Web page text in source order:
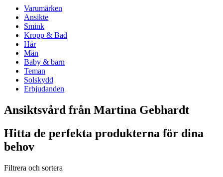
Varumärken
Ansikte
Smink
Kropp & Bad
Hår
Män
Baby & barn
Teman
Solskydd
Erbjudanden
Ansiktsvård från Martina Gebhardt
Hitta de perfekta produkterna för dina
behov
Filtrera och sortera